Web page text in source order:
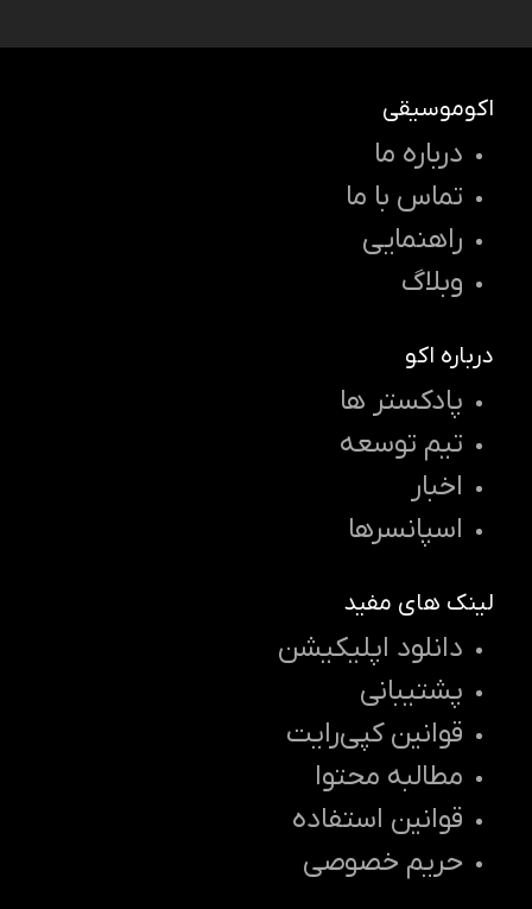
اکوموسیقی
درباره ما
تماس با ما
راهنمایی
وبلاگ
درباره اکو
پادکستر ها
تیم توسعه
اخبار
اسپانسرها
لینک های مفید
دانلود اپلیکیشن
پشتیبانی
قوانین کپی‌رایت
مطالبه محتوا
قوانین استفاده
حریم خصوصی